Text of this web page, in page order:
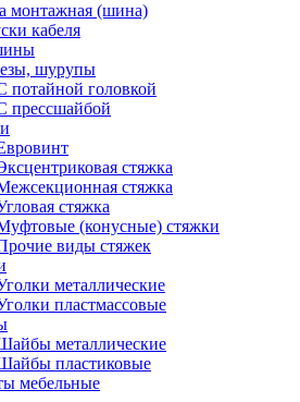
монтажная (шина)
кабеля
шурупы
потайной головкой
прессшайбой
стяжка
стяжка
стяжка
(конусные) стяжки
виды стяжек
металлические
пластмассовые
металлические
пластиковые
мебельные